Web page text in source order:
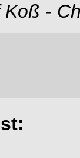
Koß -